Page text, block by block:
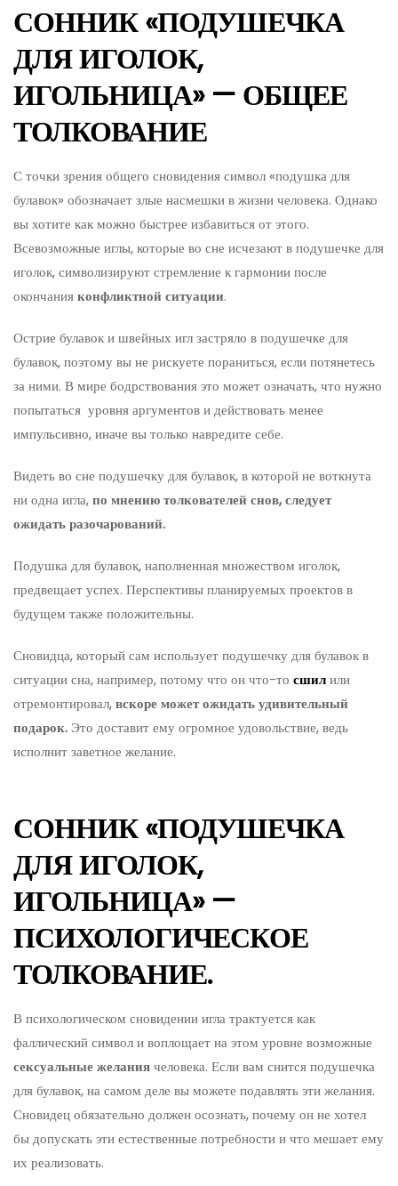
СОННИК «ПОДУШЕЧКА
ДЛЯ ИГОЛОК,
ИГОЛЬНИЦА» — ОБЩЕЕ
ТОЛКОВАНИЕ
С точки зрения общего сновидения символ «подушка для
булавок» обозначает злые насмешки в жизни человека. Однако
вы хотите как можно быстрее избавиться от этого.
Всевозможные иглы, которые во сне исчезают в подушечке для
иголок, символизируют стремление к гармонии после
окончанияконфликтной ситуации.
Острие булавок и швейных игл застряло в подушечке для
булавок, поэтому вы не рискуете пораниться, если потянетесь
за ними. В мире бодрствования это может означать, что нужно
попытаться уровня аргументов и действовать менее
импульсивно, иначе вы только навредите себе.
Видеть во сне подушечку для булавок, в которой не воткнута
ни одна игла,по мнению толкователей снов, следует
ожидать разочарований.
Подушка для булавок, наполненная множеством иголок,
предвещает успех. Перспективы планируемых проектов в
будущем также положительны.
Сновидца, который сам использует подушечку для булавок в
ситуации сна, например, потому что он что-то сшилили
отремонтировал,вскоре может ожидать удивительный
подарок. Это доставит ему огромное удовольствие, ведь
исполнит заветное желание.
СОННИК «ПОДУШЕЧКА
ДЛЯ ИГОЛОК,
ИГОЛЬНИЦА» —
ПСИХОЛОГИЧЕСКОЕ
ТОЛКОВАНИЕ.
В психологическом сновидении игла трактуется как
фаллический символ и воплощает на этом уровне возможные
сексуальные желаниячеловека. Если вам снится подушечка
для булавок, на самом деле вы можете подавлять эти желания.
Сновидец обязательно должен осознать, почему он не хотел
бы допускать эти естественные потребности и что мешает ему
их реализовать.